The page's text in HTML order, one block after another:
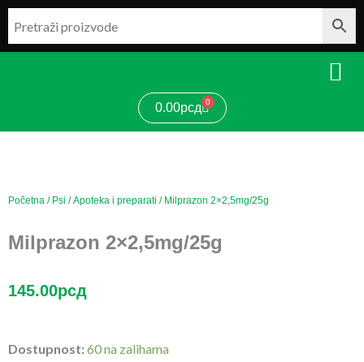
Pređi
sadržaj
0.00рсд 0
Cart
Početna / Psi /Apoteka i preparati / Milprazon 2×2,5mg/25g
Milprazon 2×2,5mg/25g
145.00рсд
Dostupnost: 60 na zalihama
2x2,5mg/25g